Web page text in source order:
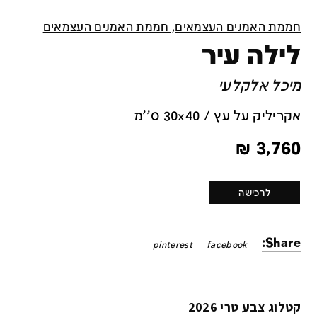
חממת האמנים העצמאים, חממת האמנים העצמאים
לילה עיר
מיכל אלקלעי
אקריליק על עץ / 30x40 ס''מ
3,760
₪
לרכישה
Share:
facebook
pinterest
קטלוג צבע טרי 2026